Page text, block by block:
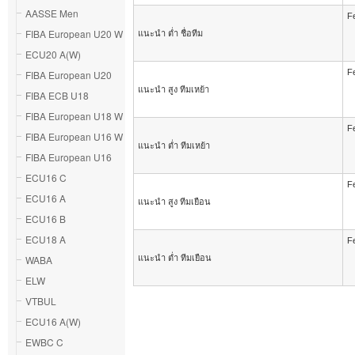
AASSE Men
FIBA European U20 W
ECU20 A(W)
FIBA European U20
FIBA ECB U18
FIBA European U18 W
FIBA European U16 W
FIBA European U16
ECU16 C
ECU16 A
ECU16 B
ECU18 A
WABA
ELW
VTBUL
ECU16 A(W)
EWBC C
แนะนำ ต่ำ ชื่อทีม
แนะนำ สูง ทีมเหย้า
แนะนำ ต่ำ ทีมเหย้า
แนะนำ สูง ทีมเยือน
แนะนำ ต่ำ ทีมเยือน